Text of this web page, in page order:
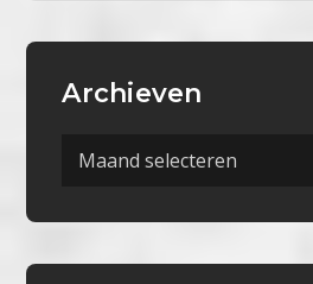
Archieven
Archieven